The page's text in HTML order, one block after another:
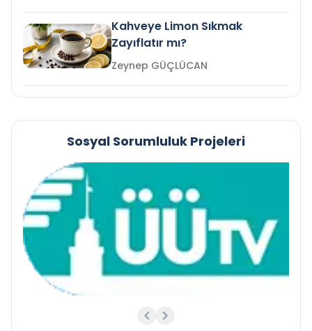
Kahveye Limon Sıkmak
Zayıflatır mı?
Zeynep GÜÇLÜCAN
Sosyal Sorumluluk Projeleri